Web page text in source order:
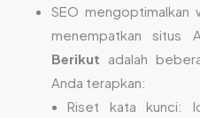
SEO
menempatkan situs
Berikut adalah
Anda terapkan:
Riset kata kunci: